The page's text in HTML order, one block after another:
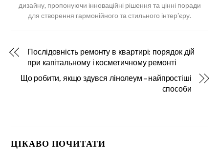
дизайну, пропонуючи інноваційні рішення та цінні поради
для створення гармонійного та стильного інтер’єру.
Послідовність ремонту в квартирі: порядок дій
при капітальному і косметичному ремонті
Що робити, якщо здувся лінолеум – найпростіші
способи
ЦІКАВО ПОЧИТАТИ